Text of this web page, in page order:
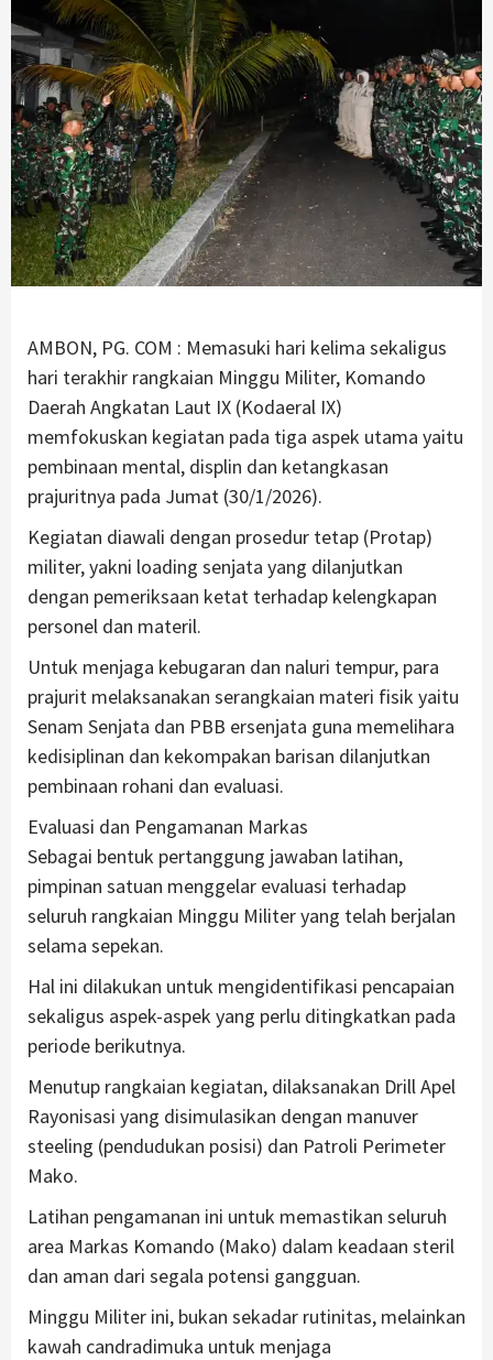
AMBON, PG. COM : Memasuki hari kelima sekaligus
hari terakhir rangkaian Minggu Militer, Komando
Daerah Angkatan Laut IX (Kodaeral IX)
memfokuskan kegiatan pada tiga aspek utama yaitu
pembinaan mental, displin dan ketangkasan
prajuritnya pada Jumat (30/1/2026).
Kegiatan diawali dengan prosedur tetap (Protap)
militer, yakni loading senjata yang dilanjutkan
dengan pemeriksaan ketat terhadap kelengkapan
personel dan materil.
Untuk menjaga kebugaran dan naluri tempur, para
prajurit melaksanakan serangkaian materi fisik yaitu
Senam Senjata dan PBB ersenjata guna memelihara
kedisiplinan dan kekompakan barisan dilanjutkan
pembinaan rohani dan evaluasi.
Evaluasi dan Pengamanan Markas
Sebagai bentuk pertanggung jawaban latihan,
pimpinan satuan menggelar evaluasi terhadap
seluruh rangkaian Minggu Militer yang telah berjalan
selama sepekan.
Hal ini dilakukan untuk mengidentifikasi pencapaian
sekaligus aspek-aspek yang perlu ditingkatkan pada
periode berikutnya.
Menutup rangkaian kegiatan, dilaksanakan Drill Apel
Rayonisasi yang disimulasikan dengan manuver
steeling (pendudukan posisi) dan Patroli Perimeter
Mako.
Latihan pengamanan ini untuk memastikan seluruh
area Markas Komando (Mako) dalam keadaan steril
dan aman dari segala potensi gangguan.
Minggu Militer ini, bukan sekadar rutinitas, melainkan
kawah candradimuka untuk menjaga